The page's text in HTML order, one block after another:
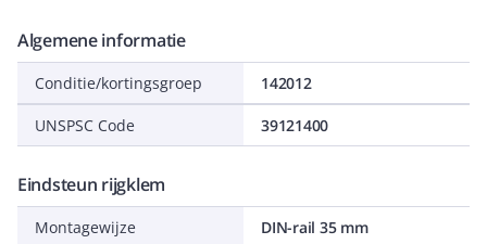
Algemene informatie
Conditie/kortingsgroep 142012
UNSPSC Code 39121400
Eindsteun rijgklem
Montagewijze
DIN-rail 35 mm